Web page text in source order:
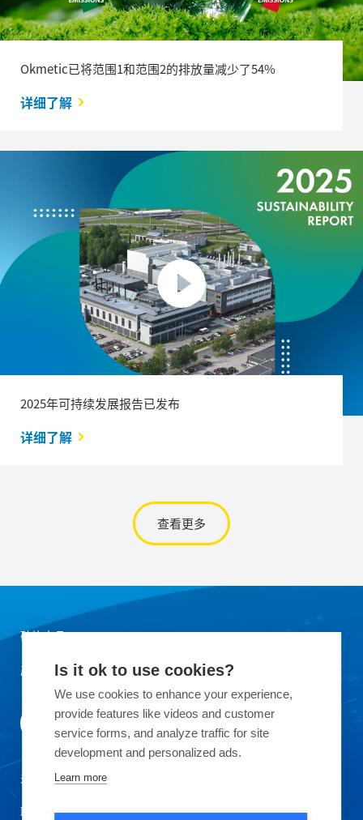
Okmetic已将范围1和范围2的排放量减少了54%
详细了解
2025年可持续发展报告已发布
详细了解
查看更多
硅片产品
产品应用领域
关于OKMETIC
联系我们
Is it ok to use cookies?
We use cookies to enhance your experience,
provide features like videos and customer
service forms, and analyze traffic for site
development and personalized ads.
Learn more